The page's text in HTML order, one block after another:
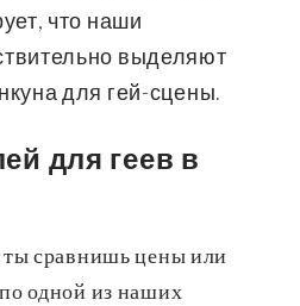
что наши
выделяют
для гей-сцены.
для геев в
сравнишь цены или
одной из наших